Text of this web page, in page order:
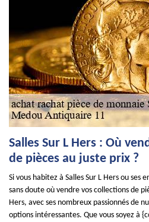
Salles Sur L Hers : Où
de pièces au juste prix ?
Si vous habitez à Salles Sur L Hers ou ses
sans doute où vendre vos collections de
Hers, avec ses nombreux passionnés de
options intéressantes. Que vous soyez à